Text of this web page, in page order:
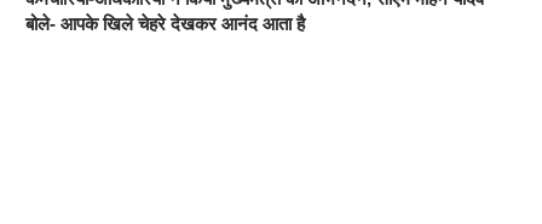
बोले- आपके खिले चेहरे देखकर आनंद आता है